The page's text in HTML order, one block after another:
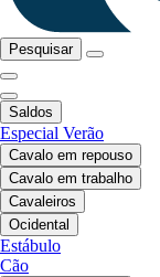
Pesquisar
Saldos
Especial Verão
Cavalo em repouso
Cavalo em trabalho
Cavaleiros
Ocidental
Estábulo
Cão